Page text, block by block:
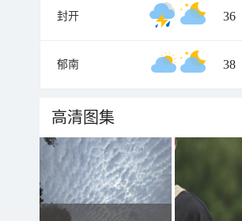
封开 36
郁南 38
高清图集